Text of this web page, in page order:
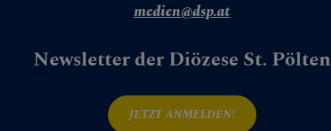
Hippolyt
& Denkmalpflege
medien@dsp.at
Newsletter der Diözese St. Pölten
JETZT ANMELDEN!